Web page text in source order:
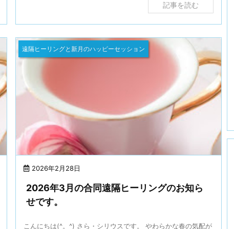
記事を読む
2026年2月28日
遠隔ヒーリングと新月のハッピーセッション
2026年3月の合同遠隔ヒーリングのお知ら
せです。
こんにちは(^。^) さら・シリウスです。 やわらかな春の気配が